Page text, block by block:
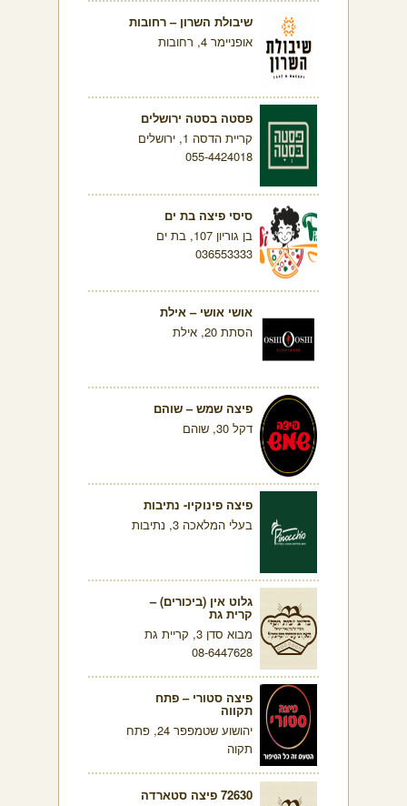
שיבולת השרון – רחובות
אופניימר 4, רחובות
פסטה בסטה ירושלים
קריית הדסה 1, ירושלים
055-4424018
סיסי פיצה בת ים
בן גוריון 107, בת ים
036553333
אושי אושי – אילת
הסתת 20, אילת
פיצה שמש – שוהם
דקל 30, שוהם
פיצה פינוקיו- נתיבות
בעלי המלאכה 3, נתיבות
גלוט אין (ביכורים) –
קרית גת
מבוא סדן 3, קריית גת
08-6447628
פיצה סטורי – פתח
תקווה
יהושוע שטמפפר 24, פתח
תקוה
72630 פיצה סטארדה